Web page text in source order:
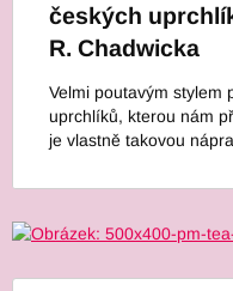
českých
R. Chadwicka
Velmi poutavým stylem
uprchlíků, kterou nám
je vlastně takovou